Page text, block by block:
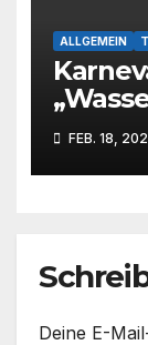
ALLGEMEIN
FEB. 18,
Deine E-